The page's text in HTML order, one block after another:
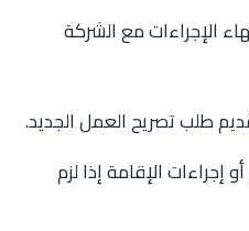
الإجراءات مع الشركة
طلب تصريح العمل الجديد.
الإقامة إذا لزم